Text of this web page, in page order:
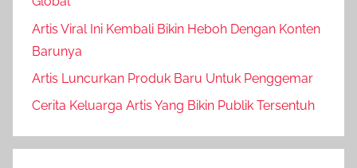
Artis Viral Ini Kembali Bikin Heboh Dengan Konten
Barunya
Artis Luncurkan Produk Baru Untuk Penggemar
Cerita Keluarga Artis Yang Bikin Publik Tersentuh